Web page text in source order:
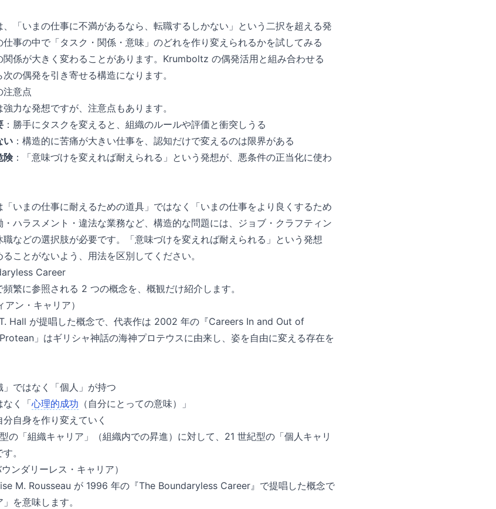
「いまの仕事に不満があるなら、転職するしかない」という二択を超える発
事の中で「タスク・関係・意味」のどれを作り変えられるかを試してみる
係が大きく変わることがあります。Krumboltz の偶発活用と組み合わせる
の偶発を引き寄せる構造になります。
注意点
力な発想ですが、注意点もあります。
：勝手にタスクを変えると、組織のルールや評価と衝突しうる
い ：構造的に苦痛が大きい仕事を、認知だけで変えるのは限界がある
険：「意味づけを変えれば耐えられる」という発想が、悪条件の正当化に使わ
いまの仕事に耐えるための道具」ではなく「いまの仕事をより良くするため
ハラスメント・違法な業務など、構造的な問題には、ジョブ・クラフティン
などの選択肢が必要です。「意味づけを変えれば耐えられる」という発想
ことがないよう、用法を区別してください。
Career
繁に参照される 2 つの概念を、概観だけ紹介します。
ン・キャリア）
Hall が提唱した概念で、代表作は 2002 年の『Careers In and Out of
」はギリシャ神話の海神プロテウスに由来し、姿を自由に変える存在を
ではなく「個人」が持つ
なく「心理的成功 （自分にとっての意味）」
自身を作り変えていく
の「組織キャリア」（組織内での昇進）に対して、21 世紀型の「個人キャリ
。
ンダリーレス・キャリア）
M. Rousseau が 1996 年の『The Boundaryless Career』で提唱した概念で
を意味します。